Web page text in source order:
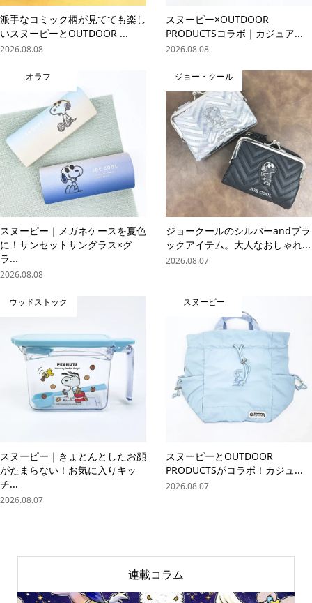
派手なコミック柄が見てても楽し
いスヌーピーとOUTDOOR ...
2026.08.08
スヌーピー×OUTDOOR
PRODUCTSコラボ｜カジュア...
2026.08.08
オラフ
スヌーピー｜メガネケースを夏色
に！サンセットサングラス×グ
ラ...
2026.08.08
ジョー・クール
ジョークールのシルバーandブラ
ックアイテム。大人なおしゃれ...
2026.08.07
ウッドストック
スヌーピー｜きょとんとしたお顔
がたまらない！お気に入りキッ
チ...
2026.08.07
スヌーピー
スヌーピーとOUTDOOR
PRODUCTSがコラボ！カジュ...
2026.08.07
連載コラム